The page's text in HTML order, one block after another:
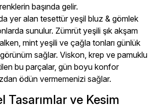
başında gelir.
yer alan tesettür yeşil bluz & gömlek
sunulur. Zümrüt yeşili şık akşam
mint yeşili ve çağla tonları günlük
sağlar. Viskon, krep ve pamuklu
bu parçalar, gün boyu konfor
ödün vermemenizi sağlar.
Tasarımlar ve Kesim